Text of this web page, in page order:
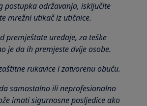
postupka održavanja, isključite
mrežni utikač iz utičnice.
premještate uređaje, za teške
je da ih premjeste dvije osobe.
rukavice i zatvorenu obuću.
samostalno ili neprofesionalno
imati sigurnosne posljedice ako